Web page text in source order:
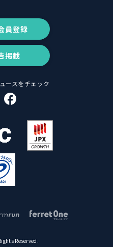
員登録
掲載
ースをチェック
Reserved.